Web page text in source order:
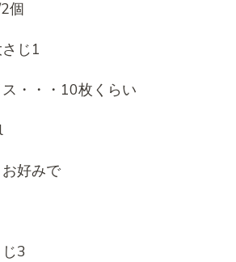
個
じ1
・・・10枚くらい
好みで
3